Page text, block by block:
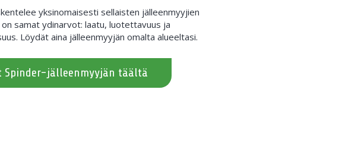
yksinomaisesti sellaisten jälleenmyyjien
on samat ydinarvot: laatu, luotettavuus ja
Löydät aina jälleenmyyjän omalta alueeltasi.
Spinder-jälleenmyyjän täältä